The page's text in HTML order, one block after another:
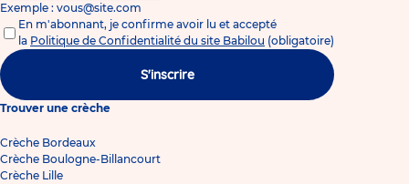
Exemple : vous@site.com
En m'abonnant, je confirme avoir lu et accepté
la Politique de Confidentialité du site Babilou (obligatoire)
S'inscrire
Trouver une crèche
Crèche Bordeaux
Crèche Boulogne-Billancourt
Crèche Lille